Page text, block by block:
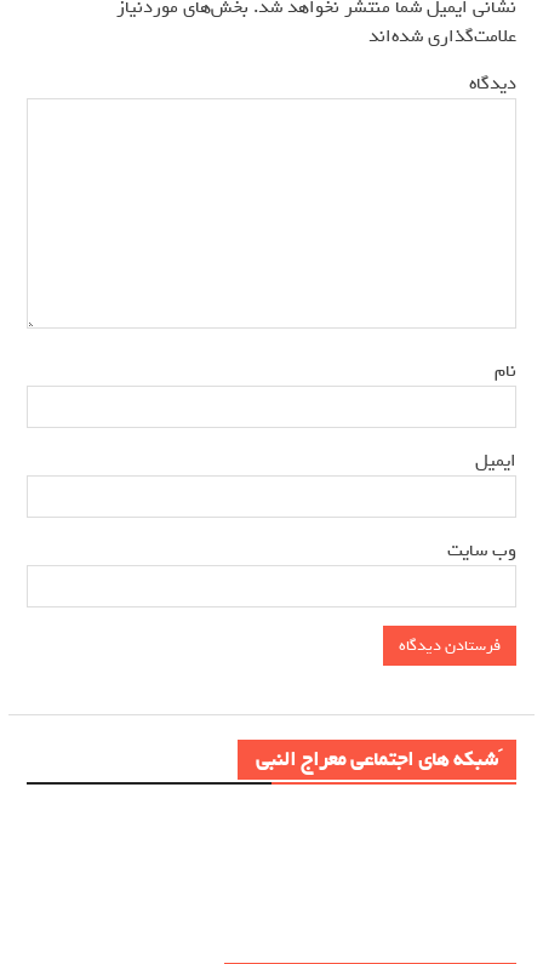
نشانی ایمیل شما منتشر نخواهد شد. بخش‌های موردنیاز
علامت‌گذاری شده‌اند
دیدگاه*
نام*
ایمیل*
وب‌ سایت
َشبکه های اجتماعی معراج النبی